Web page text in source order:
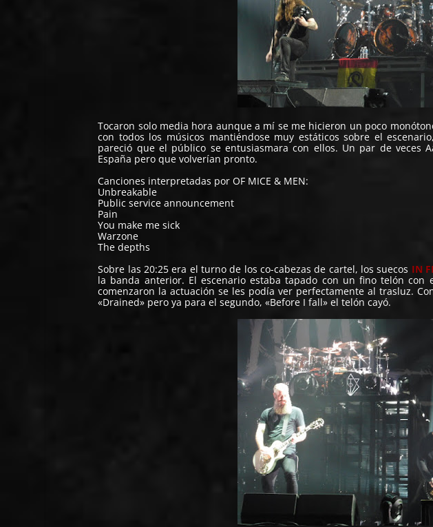
Tocaron solo media hora aunque a mí se me hicieron un poco
con todos los músicos mantiéndose muy estáticos sobre el
pareció que el público se entusiasmara con ellos. Un par de veces
España pero que volverían pronto.
Canciones interpretadas por OF MICE & MEN:
Unbreakable
Public service announcement
Pain
You make me sick
Warzone
The depths
Sobre las 20:25 era el turno de los co-cabezas de cartel, los suecos IN
la banda anterior. El escenario estaba tapado con un fino telón con
comenzaron la actuación se les podía ver perfectamente al trasluz.
«Drained» pero ya para el segundo, «Before I fall» el telón cayó.